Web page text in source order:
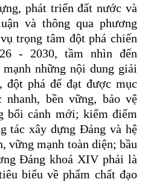
phát triển đất nước và
và thông qua phương
trọng tâm đột phá chiến
- 2030, tầm nhìn đến
những nội dung giải
đột phá để đạt được mục
bền vững, bảo vệ
bối cảnh mới; kiểm điểm
tác xây dựng Đảng và hệ
vững mạnh toàn diện; bầu
Đảng khoá XIV phải là
biểu về phẩm chất đạo